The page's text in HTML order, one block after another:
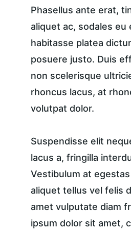
Phasellus ante erat,
aliquet ac, sodales eu
habitasse platea
posuere justo. Duis
non scelerisque
rhoncus lacus, at
volutpat dolor.
Suspendisse elit
lacus a, fringilla
Vestibulum at
aliquet tellus vel felis
amet vulputate diam
ipsum dolor sit amet,